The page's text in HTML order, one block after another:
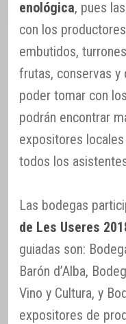
enológica, pues
con los
embutidos,
frutas, conservas y
poder tomar con
podrán encontrar
expositores
todos los
Las bodegas
de Les Useres
guiadas son:
Barón d’Alba,
Vino y Cultura, y
expositores de